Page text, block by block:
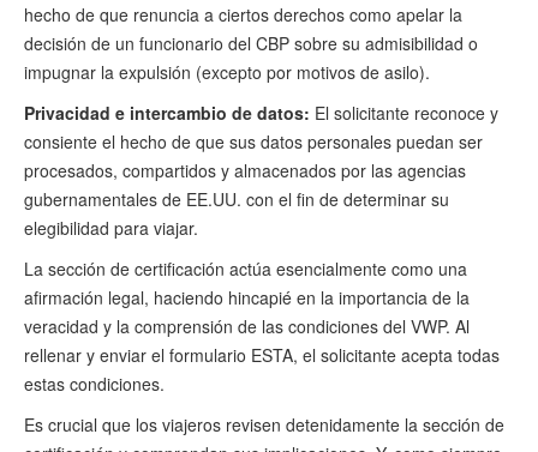
hecho de que renuncia a ciertos derechos como apelar la
decisión de un funcionario del CBP sobre su admisibilidad o
impugnar la expulsión (excepto por motivos de asilo).
Privacidad e intercambio de datos: El solicitante reconoce y
consiente el hecho de que sus datos personales puedan ser
procesados, compartidos y almacenados por las agencias
gubernamentales de EE.UU. con el fin de determinar su
elegibilidad para viajar.
La sección de certificación actúa esencialmente como una
afirmación legal, haciendo hincapié en la importancia de la
veracidad y la comprensión de las condiciones del VWP. Al
rellenar y enviar el formulario ESTA, el solicitante acepta todas
estas condiciones.
Es crucial que los viajeros revisen detenidamente la sección de